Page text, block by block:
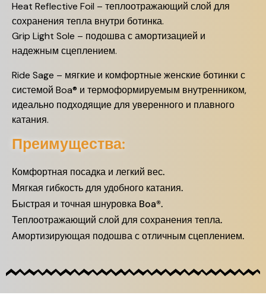
Heat Reflective Foil – теплоотражающий слой для
сохранения тепла внутри ботинка.
Grip Light Sole – подошва с амортизацией и
надежным сцеплением.
Ride Sage – мягкие и комфортные женские ботинки с
системой Boa® и термоформируемым внутренником,
идеально подходящие для уверенного и плавного
катания.
Преимущества:
Комфортная посадка и легкий вес.
Мягкая гибкость для удобного катания.
Быстрая и точная шнуровка Boa®.
Теплоотражающий слой для сохранения тепла.
Амортизирующая подошва с отличным сцеплением.